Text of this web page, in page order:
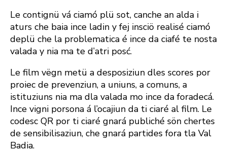
Le contignü vá ciamó plü sot, canche an alda i
aturs che baia ince ladin y fej insciö realisé ciamó
deplü che la problematica é ince da ciafé te nosta
valada y nia ma te d’atri posć.
Le film vëgn metü a desposiziun dles scores por
proiec de prevenziun, a uniuns, a comuns, a
istituziuns nia ma dla valada mo ince da foradecá.
Ince vigni porsona á l’ocajiun da ti ciaré al film. Le
codesc QR por ti ciaré gnará publiché sön chertes
de sensibilisaziun, che gnará partides fora tla Val
Badia.